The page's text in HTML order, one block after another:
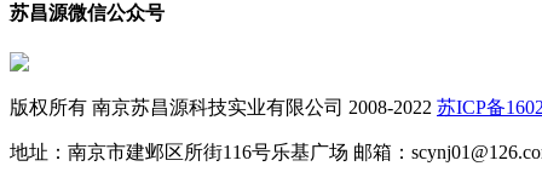
苏昌源微信公众号
版权所有 南京苏昌源科技实业有限公司 2008-2022 苏ICP备
地址：南京市建邺区所街116号乐基广场 邮箱：